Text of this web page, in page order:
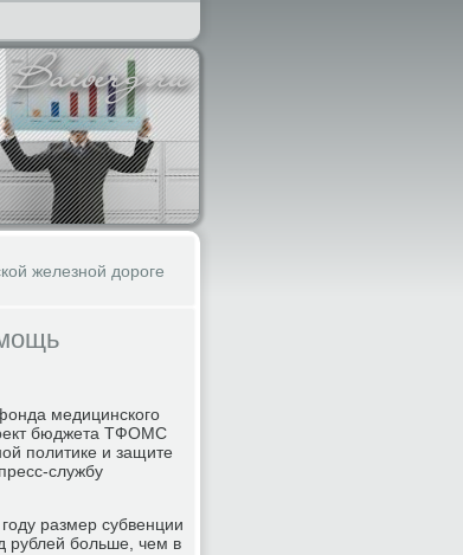
железной дороге
медицинского
бюджета ТФОМС
политике и защите
службу
размер субвенции
рублей больше, чем в